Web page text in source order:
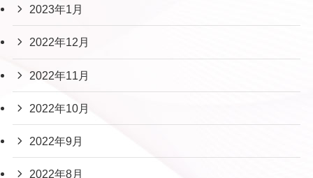
2023年1月
2022年12月
2022年11月
2022年10月
2022年9月
2022年8月